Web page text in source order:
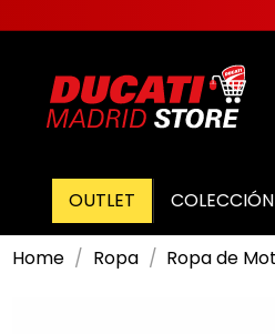
OUTLET
Home Ropa Ropa de